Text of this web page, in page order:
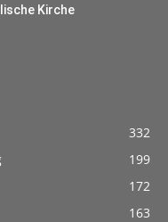
Kirche
332
199
172
163